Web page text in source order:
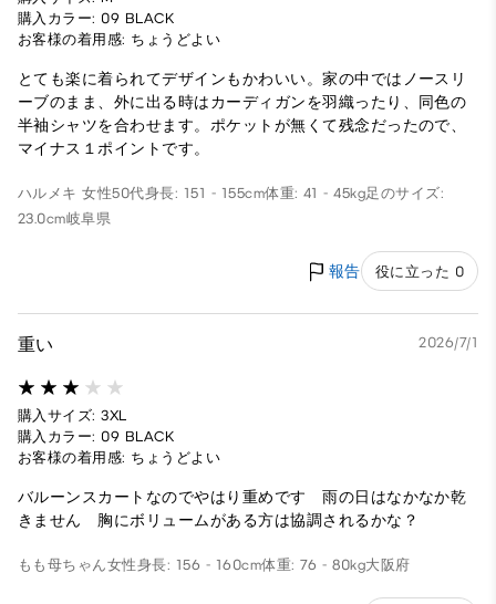
購入カラー: 09 BLACK
お客様の着用感: ちょうどよい
とても楽に着られてデザインもかわいい。家の中ではノースリ
ーブのまま、外に出る時はカーディガンを羽織ったり、同色の
半袖シャツを合わせます。ポケットが無くて残念だったので、
マイナス１ポイントです。
ハルメキ女性50代身長: 151 - 155cm体重: 41 - 45kg足のサイズ:
23.0cm岐阜県
報告 役に立った 0
重い 2026/7/1
購入サイズ: 3XL
購入カラー: 09 BLACK
お客様の着用感: ちょうどよい
バルーンスカートなのでやはり重めです 雨の日はなかなか乾
きません 胸にボリュームがある方は協調されるかな？
もも母ちゃん女性身長: 156 - 160cm体重: 76 - 80kg大阪府